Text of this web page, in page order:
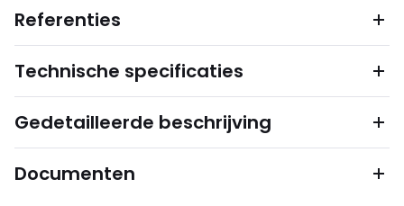
Referenties
Technische specificaties
Gedetailleerde beschrijving
Documenten